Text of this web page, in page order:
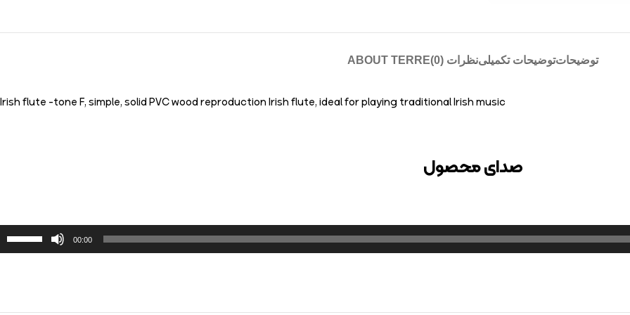
توضیحاتتوضیحات تکمیلینظرات (0) ABOUT TERRE
Irish flute -tone F, simple, solid PVC wood reproduction Irish flute, ideal for playing traditional Irish music
صدای محصول
00:00